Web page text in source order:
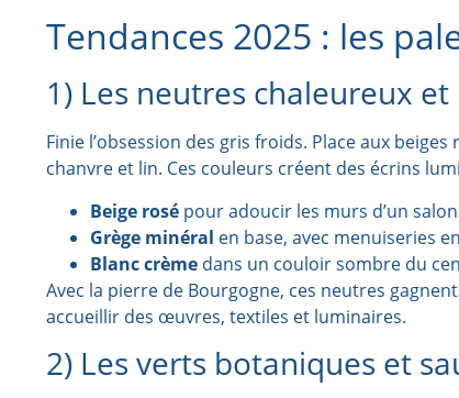
Tendances 2025 : les
1) Les neutres chaleureux
Finie l’obsession des gris froids. Place aux
chanvre et lin. Ces couleurs créent des écrins
Beige rosé pour adoucir les murs d’un
Grège minéral en base, avec menuiseries
Blanc crème dans un couloir sombre du
Avec la pierre de Bourgogne, ces neutres
accueillir des œuvres, textiles et luminaires.
2) Les verts botaniques et